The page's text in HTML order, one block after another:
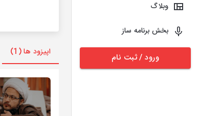
وبلاگ
بخش برنامه ساز
ورود / ثبت نام اپیزود ها (1)